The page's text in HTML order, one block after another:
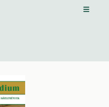
Open